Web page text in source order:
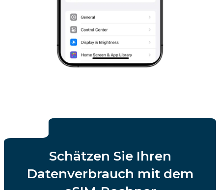
Schätzen Sie Ihren
Datenverbrauch mit dem